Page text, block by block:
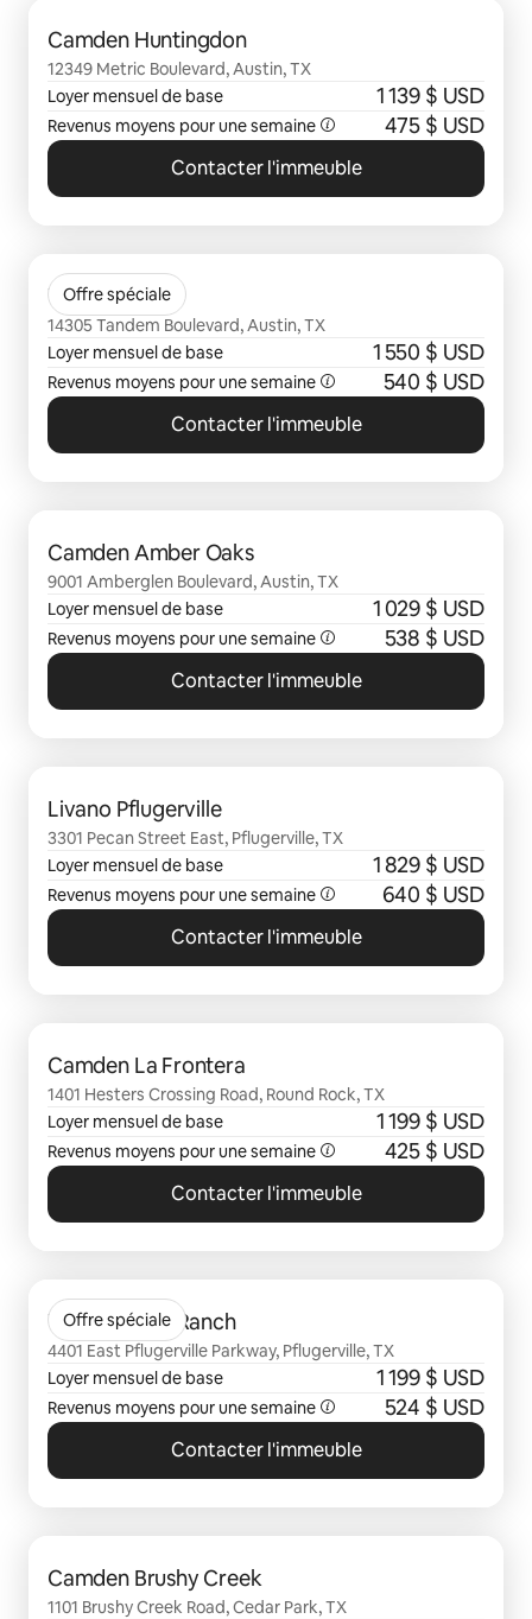
Camden Huntingdon
12349 Metric Boulevard, Austin, TX
Loyer mensuel de base
1 139 $ USD
Revenus moyens pour une semaine 475 $ USD
Contacter l'immeuble
Offre spéciale
The Mia
14305 Tandem Boulevard, Austin, TX
Loyer mensuel de base
1 550 $ USD
Revenus moyens pour une semaine 540 $ USD
Contacter l'immeuble
Camden Amber Oaks
9001 Amberglen Boulevard, Austin, TX
Loyer mensuel de base
1 029 $ USD
Revenus moyens pour une semaine 538 $ USD
Contacter l'immeuble
Livano Pflugerville
3301 Pecan Street East, Pflugerville, TX
Loyer mensuel de base
1 829 $ USD
Revenus moyens pour une semaine 640 $ USD
Contacter l'immeuble
Camden La Frontera
1401 Hesters Crossing Road, Round Rock, TX
Loyer mensuel de base
1 199 $ USD
Revenus moyens pour une semaine 425 $ USD
Contacter l'immeuble
Offre spéciale
Tacara Weiss Ranch
4401 East Pflugerville Parkway, Pflugerville, TX
Loyer mensuel de base
1 199 $ USD
Revenus moyens pour une semaine 524 $ USD
Contacter l'immeuble
Camden Brushy Creek
1101 Brushy Creek Road, Cedar Park, TX